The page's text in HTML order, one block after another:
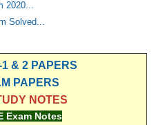
2020...
Solved...
& 2 PAPERS
PAPERS
NOTES
Exam Notes